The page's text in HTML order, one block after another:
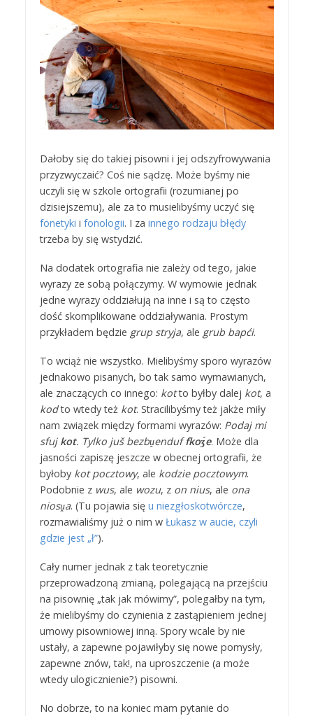
Dałoby się do takiej pisowni i jej odszyfrowywania
przyzwyczaić? Coś nie sądzę. Może byśmy nie
uczyli się w szkole ortografii (rozumianej po
dzisiejszemu), ale za to musielibyśmy uczyć się
fonetyki i fonologii. I za innego rodzaju błędy
trzeba by się wstydzić.
Na dodatek ortografia nie zależy od tego, jakie
wyrazy ze sobą połączymy. W wymowie jednak
jedne wyrazy oddziałują na inne i są to często
dość skomplikowane oddziaływania. Prostym
przykładem będzie grup stryja, ale grub bapći.
To wciąż nie wszystko. Mielibyśmy sporo wyrazów
jednakowo pisanych, bo tak samo wymawianych,
ale znaczących co innego: kotto byłby dalej kot, a
kodto wtedy też kot. Stracilibyśmy też jakże miły
nam związek między formami wyrazów: Podaj mi
sfuj kot. Tylko juš bezbṷenduffkoʒ́e. Może dla
jasności zapiszę jeszcze w obecnej ortografii, że
byłoby kot pocztowy, ale kodzie pocztowym.
Podobnie z wus, ale wozu, z on nius, ale ona
niosṷa. (Tu pojawia się u niezgłoskotwórcze,
rozmawialiśmy już o nim w Łukasz w aucie, czyli
gdzie jest „ł”).
Cały numer jednak z tak teoretycznie
przeprowadzoną zmianą, polegającą na przejściu
na pisownię „tak jak mówimy”, polegałby na tym,
że mielibyśmy do czynienia z zastąpieniem jednej
umowy pisowniowej inną. Spory wcale by nie
ustały, a zapewne pojawiłyby się nowe pomysły,
zapewne znów, tak!, na uproszczenie (a może
wtedy ulogicznienie?) pisowni.
No dobrze, to na koniec mam pytanie do